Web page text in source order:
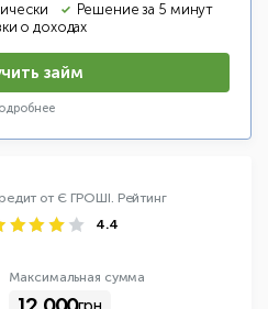
Решение за 5 минут
о доходах
займ
от Є ГРОШІ. Рейтинг
4.4
Максимальная сумма